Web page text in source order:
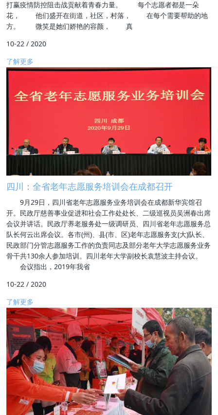
打赢疫情防控阻击战贡献着青春力量。 每个志愿者都是一朵
花， 他们盛开在街道，社区，村落， 在每个需要帮助的地
方。 微笑是她们娇艳的容颜， 真
10-22 / 2020
了解更多
四川：全省老年志愿服务培训会在成都召开
9月29日，四川省老年志愿服务业务培训会在成都新华宾馆召
开。民政厅慈善事业促进和社会工作处处长、二级巡视员吴洲春出席
会议并讲话。民政厅养老服务处一级调研员、四川省老年志愿服务总
队长何云出席会议。各市(州)、县(市、区)老年志愿服务支(大)队长、
民政部门分管志愿服务工作的负责同志及部分老年大学志愿服务业务
骨干共130余人参加培训。四川老年大学副校长袁慧波主持会议。
会议指出，2019年我省
10-22 / 2020
了解更多